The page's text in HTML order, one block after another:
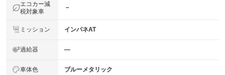
エコカー減
税対象車
－
ミッション インパネAT
過給器 ―
車体色 ブルーメタリック